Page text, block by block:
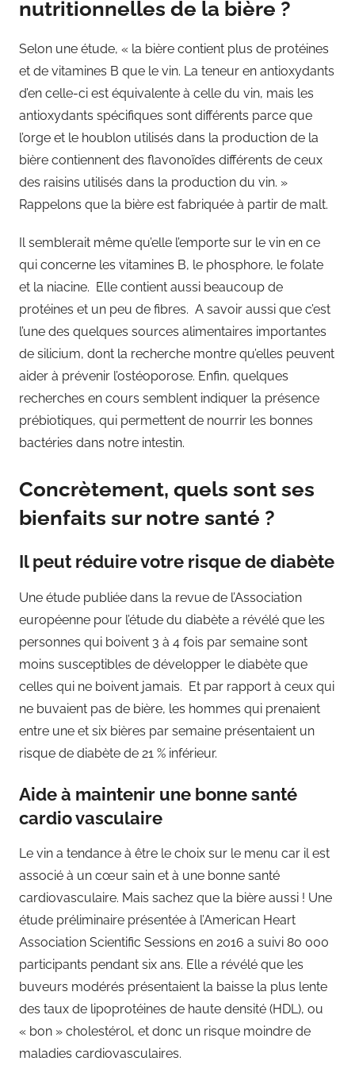
nutritionnelles de la bière ?
Selon une étude, « la bière contient plus de protéines
et de vitamines B que le vin. La teneur en antioxydants
d’en celle-ci est équivalente à celle du vin, mais les
antioxydants spécifiques sont différents parce que
l’orge et le houblon utilisés dans la production de la
bière contiennent des flavonoïdes différents de ceux
des raisins utilisés dans la production du vin. »
Rappelons que la bière est fabriquée à partir de malt.
Il semblerait même qu’elle l’emporte sur le vin en ce
qui concerne les vitamines B, le phosphore, le folate
et la niacine. Elle contient aussi beaucoup de
protéines et un peu de fibres. A savoir aussi que c’est
l’une des quelques sources alimentaires importantes
de silicium, dont la recherche montre qu’elles peuvent
aider à prévenir l’ostéoporose. Enfin, quelques
recherches en cours semblent indiquer la présence
prébiotiques, qui permettent de nourrir les bonnes
bactéries dans notre intestin.
Concrètement, quels sont ses
bienfaits sur notre santé ?
Il peut réduire votre risque de diabète
Une étude publiée dans la revue de l’Association
européenne pour l’étude du diabète a révélé que les
personnes qui boivent 3 à 4 fois par semaine sont
moins susceptibles de développer le diabète que
celles qui ne boivent jamais. Et par rapport à ceux qui
ne buvaient pas de bière, les hommes qui prenaient
entre une et six bières par semaine présentaient un
risque de diabète de 21 % inférieur.
Aide à maintenir une bonne santé
cardio vasculaire
Le vin a tendance à être le choix sur le menu car il est
associé à un cœur sain et à une bonne santé
cardiovasculaire. Mais sachez que la bière aussi ! Une
étude préliminaire présentée à l’American Heart
Association Scientific Sessions en 2016 a suivi 80 000
participants pendant six ans. Elle a révélé que les
buveurs modérés présentaient la baisse la plus lente
des taux de lipoprotéines de haute densité (HDL), ou
« bon » cholestérol, et donc un risque moindre de
maladies cardiovasculaires.